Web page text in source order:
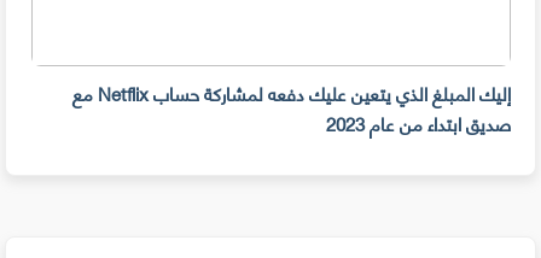
إليك المبلغ الذي يتعين عليك دفعه لمشاركة حساب Netflix مع
صديق ابتداء من عام 2023